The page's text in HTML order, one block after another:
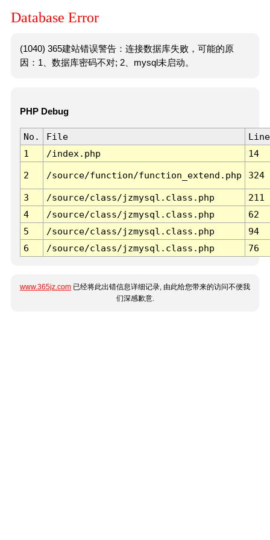
Database Error
(1040) 365建站错误警告：连接数据库失败，可能的原
因：1、数据库密码不对; 2、mysql未启动。
PHP Debug
No. File
Line
1
/index.php 14
2 /source/function/function_extend.php 324
3 /source/class/jzmysql.class.php
211
4
/source/class/jzmysql.class.php
62
5
/source/class/jzmysql.class.php
94
6
/source/class/jzmysql.class.php 76
www.365jz.com 已经将此出错信息详细记录, 由此给您带来的访问不便我
们深感歉意.